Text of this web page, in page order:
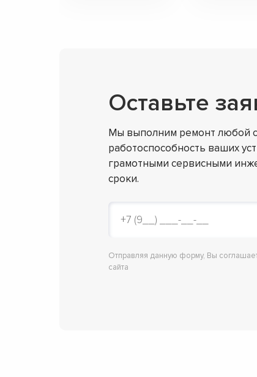
Оставьте
Мы выполним ремонт любой
работоспособность ваших
грамотными сервисными
сроки.
Отправляя данную форму, Вы
сайта